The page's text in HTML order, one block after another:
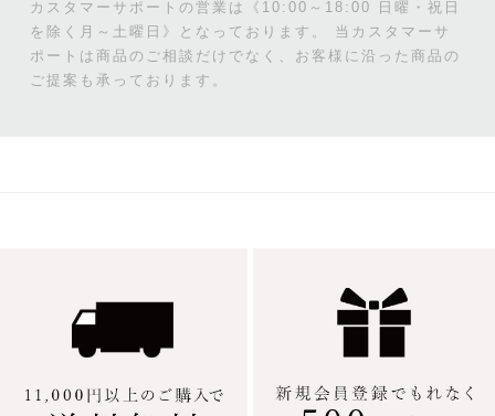
カスタマーサポートの営業は《10:00～18:00 日曜・祝日
を除く月～土曜日》となっております。
当カスタマーサ
ポートは商品のご相談だけでなく、お客様に沿った商品の
ご提案も承っております。